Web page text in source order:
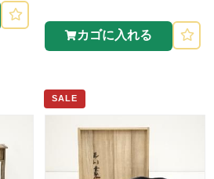
カゴに入れる
SALE